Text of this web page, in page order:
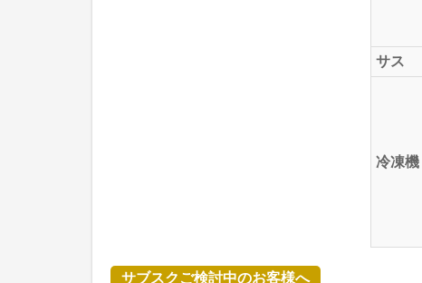
サス
冷凍機
サブスクご検討中のお客様へ